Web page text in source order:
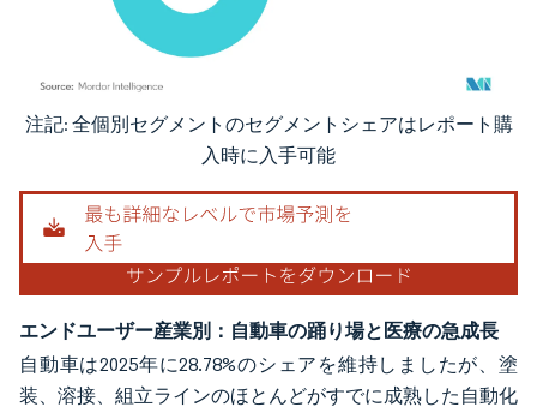
画像 © Mordor Intelligence。再利用にはCC BY 4.0の表示が必要です。
注記: 全個別セグメントのセグメントシェアはレポート購
入時に入手可能
エンドユーザー産業別：自動車の踊り場と医療の急成長
自動車は2025年に28.78%のシェアを維持しましたが、塗
装、溶接、組立ラインのほとんどがすでに成熟した自動化